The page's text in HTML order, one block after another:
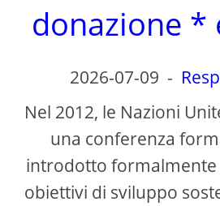
donazione *
2026-07-09 -
Nel 2012, le Nazioni
una conferenza
introdotto formalmente
obiettivi di sviluppo